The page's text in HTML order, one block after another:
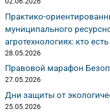
Практико-
муниципального
агротехнологиях: кто
28.05.2026
Правовой марафон
27.05.2026
Дни защиты от
25.05.2026